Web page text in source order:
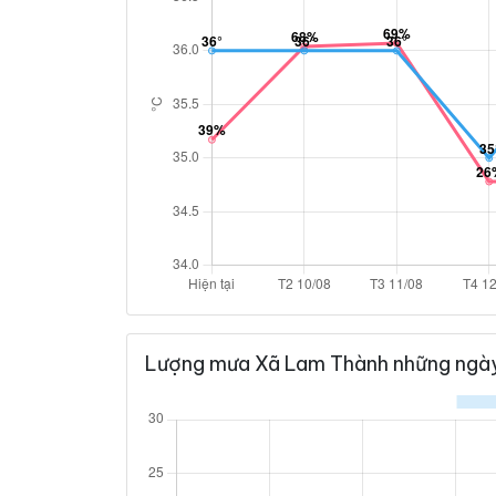
Lượng mưa Xã Lam Thành những